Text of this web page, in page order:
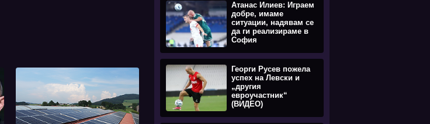
Атанас Илиев: Играем
добре, имаме
ситуации, надявам се
да ги реализираме в
София
Георги Русев пожела
успех на Левски и
„другия
евроучастник“
(ВИДЕО)